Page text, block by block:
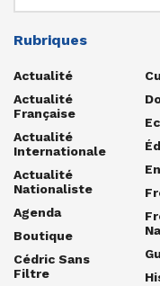
Rubriques
Actualité
Actualité
Française
Actualité
Internationale
Actualité
Nationaliste
Agenda
Boutique
Cédric Sans
Filtre